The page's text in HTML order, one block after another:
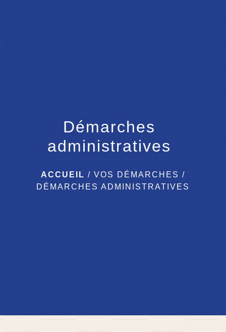
Démarches
administratives
ACCUEIL / VOS DÉMARCHES /
DÉMARCHES ADMINISTRATIVES